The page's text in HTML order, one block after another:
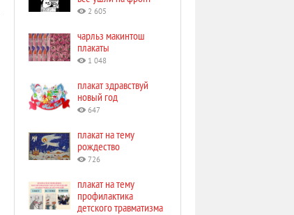
2 605
чарльз макинтош
плакаты
1 048
плакат здравствуй
новый год
647
плакат на тему
рождество
726
плакат на тему
профилактика
детского травматизма